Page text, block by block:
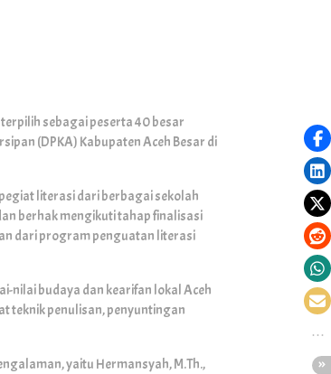
terpilih sebagai peserta 40 besar
(DPKA) Kabupaten Aceh Besar di
literasi dari berbagai sekolah
berhak mengikuti tahap finalisasi
dari program penguatan literasi
nilai budaya dan kearifan lokal Aceh
teknik penulisan, penyuntingan
yaitu Hermansyah, M.Th.,